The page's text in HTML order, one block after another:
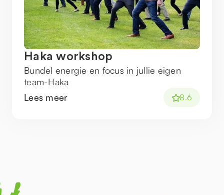
Haka workshop
Bundel energie en focus in jullie eigen
team-Haka
Lees meer
8.6